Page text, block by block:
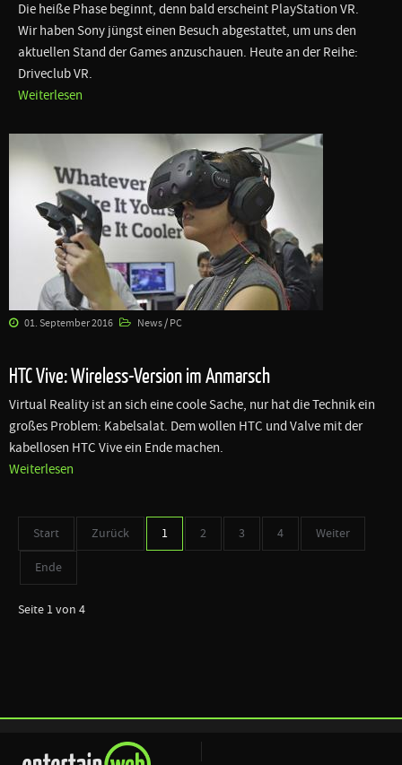
Die heiße Phase beginnt, denn bald erscheint PlayStation VR.
Wir haben Sony jüngst einen Besuch abgestattet, um uns den
aktuellen Stand der Games anzuschauen. Heute an der Reihe:
Driveclub VR.
Weiterlesen
01. September 2016 News / PC
HTC Vive: Wireless-Version im Anmarsch
Virtual Reality ist an sich eine coole Sache, nur hat die Technik ein
großes Problem: Kabelsalat. Dem wollen HTC und Valve mit der
kabellosen HTC Vive ein Ende machen.
Weiterlesen
Start Zurück 1 2 3 4 Weiter
Ende
Seite 1 von 4